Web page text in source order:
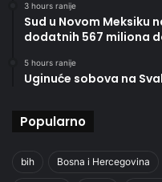
3 hours ranije
Sud u Novom Meksiku
dodatnih 567 miliona
5 hours ranije
Uginuće sobova na
Popularno
bih Bosna i Hercegovina